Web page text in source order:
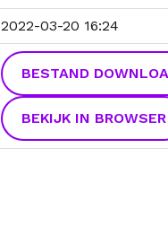
2022-03-20 16:24
BESTAND
BEKIJK IN BROWSER